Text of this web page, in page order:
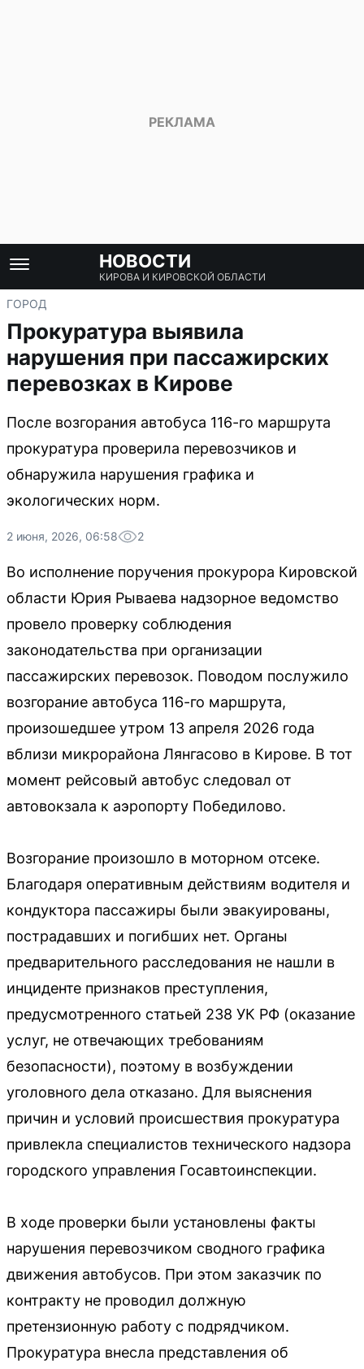
НОВОСТИ
КИРОВА И КИРОВСКОЙ ОБЛАСТИ
ГОРОД
Прокуратура выявила
нарушения при пассажирских
перевозках в Кирове
После возгорания автобуса 116-го маршрута
прокуратура проверила перевозчиков и
обнаружила нарушения графика и
экологических норм.
2 июня, 2026, 06:58 2
Во исполнение поручения прокурора Кировской
области Юрия Рываева надзорное ведомство
провело проверку соблюдения
законодательства при организации
пассажирских перевозок. Поводом послужило
возгорание автобуса 116-го маршрута,
произошедшее утром 13 апреля 2026 года
вблизи микрорайона Лянгасово в Кирове. В тот
момент рейсовый автобус следовал от
автовокзала к аэропорту Победилово.
Возгорание произошло в моторном отсеке.
Благодаря оперативным действиям водителя и
кондуктора пассажиры были эвакуированы,
пострадавших и погибших нет. Органы
предварительного расследования не нашли в
инциденте признаков преступления,
предусмотренного статьей 238 УК РФ (оказание
услуг, не отвечающих требованиям
безопасности), поэтому в возбуждении
уголовного дела отказано. Для выяснения
причин и условий происшествия прокуратура
привлекла специалистов технического надзора
городского управления Госавтоинспекции.
В ходе проверки были установлены факты
нарушения перевозчиком сводного графика
движения автобусов. При этом заказчик по
контракту не проводил должную
претензионную работу с подрядчиком.
Прокуратура внесла представления об